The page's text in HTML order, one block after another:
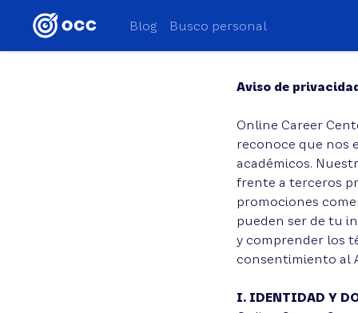
Blog Busco personal
Aviso de
Online Career
reconoce que nos
académicos.
frente a terceros
promociones
pueden ser de tu
y comprender los
consentimiento al
I. IDENTIDAD Y